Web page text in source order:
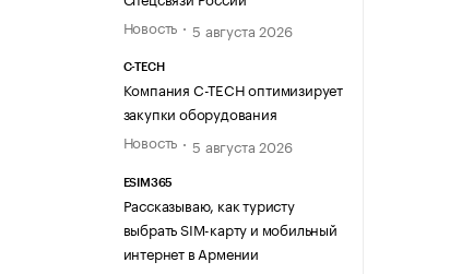
Новость
5 августа 2026
C-TECH
Компания C-TECH оптимизирует
закупки оборудования
Новость
5 августа 2026
ESIM365
Рассказываю, как туристу
выбрать SIM-карту и мобильный
интернет в Армении